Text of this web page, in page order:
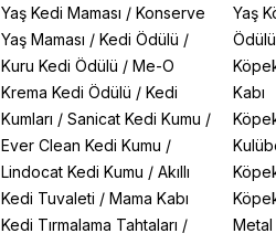
Yaş Kedi Maması / Konserve
Yaş Maması / Kedi Ödülü /
Kuru Kedi Ödülü / Me-O
Krema Kedi Ödülü / Kedi
Kumları / Sanicat Kedi Kumu /
Ever Clean Kedi Kumu /
Lindocat Kedi Kumu / Akıllı
Kedi Tuvaleti / Mama Kabı
Kedi Tırmalama Tahtaları /
Yaş
Ödülü
Kabı